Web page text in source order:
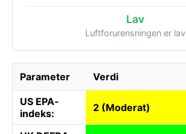
Lav
Luftforurensningen er lav
Parameter Verdi
US EPA-
indeks:
2 (Moderat)